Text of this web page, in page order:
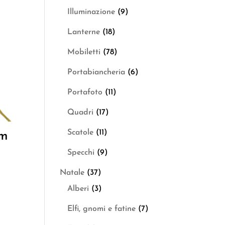
Illuminazione (9)
Lanterne (18)
Mobiletti (78)
Portabiancheria (6)
Portafoto (11)
Quadri (17)
Scatole (11)
Specchi (9)
Natale (37)
Alberi (3)
Elfi, gnomi e fatine (7)